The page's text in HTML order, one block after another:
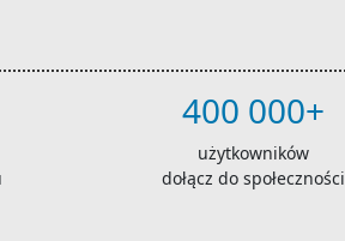
400 000+
użytkowników
dołącz do społeczności